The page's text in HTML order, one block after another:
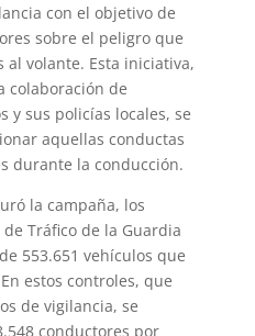
con el objetivo de
sobre el peligro que
volante. Esta iniciativa,
colaboración de
y sus policías locales, se
aquellas conductas
durante la conducción.
la campaña, los
Tráfico de la Guardia
553.651 vehículos que
estos controles, que
de vigilancia, se
conductores por